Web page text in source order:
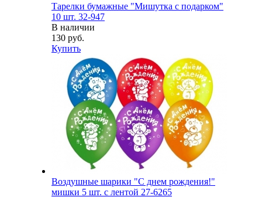
Тарелки бумажные "Мишутка с подарком"
10 шт. 32-947
В наличии
130 руб.
Купить
Воздушные шарики "С днем рождения!"
мишки 5 шт. с лентой 27-6265